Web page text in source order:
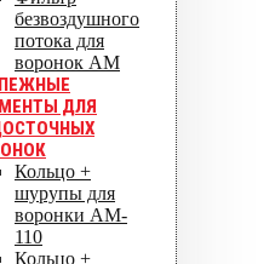
безвоздушного
потока для
воронок AM
ДЛЯ
Кольцо +
шурупы для
воронки AM-
110
Кольцо +
90240
100